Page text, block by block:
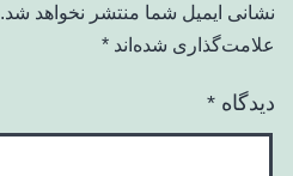
نشانی ایمیل شما منتشر نخواهد شد.
علامت‌گذاری شده‌اند *
دیدگاه *